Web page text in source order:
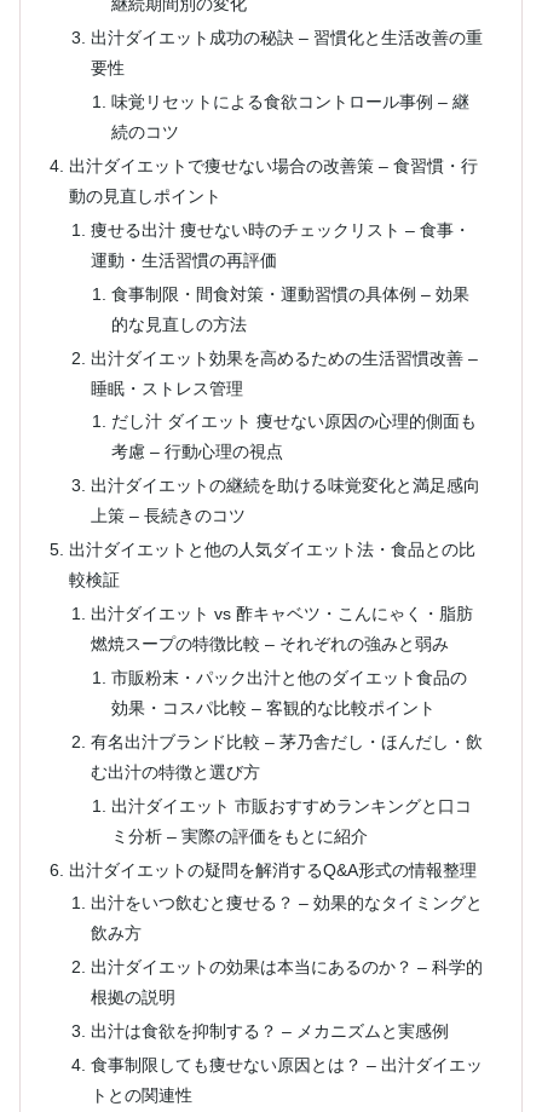
継続期間別の変化
出汁ダイエット成功の秘訣 – 習慣化と生活改善の重
要性
味覚リセットによる食欲コントロール事例 – 継
続のコツ
出汁ダイエットで痩せない場合の改善策 – 食習慣・行
動の見直しポイント
痩せる出汁 痩せない時のチェックリスト – 食事・
運動・生活習慣の再評価
食事制限・間食対策・運動習慣の具体例 – 効果
的な見直しの方法
出汁ダイエット効果を高めるための生活習慣改善 –
睡眠・ストレス管理
だし汁 ダイエット 痩せない原因の心理的側面も
考慮 – 行動心理の視点
出汁ダイエットの継続を助ける味覚変化と満足感向
上策 – 長続きのコツ
出汁ダイエットと他の人気ダイエット法・食品との比
較検証
出汁ダイエット vs 酢キャベツ・こんにゃく・脂肪
燃焼スープの特徴比較 – それぞれの強みと弱み
市販粉末・パック出汁と他のダイエット食品の
効果・コスパ比較 – 客観的な比較ポイント
有名出汁ブランド比較 – 茅乃舎だし・ほんだし・飲
む出汁の特徴と選び方
出汁ダイエット 市販おすすめランキングと口コ
ミ分析 – 実際の評価をもとに紹介
出汁ダイエットの疑問を解消するQ&A形式の情報整理
出汁をいつ飲むと痩せる？ – 効果的なタイミングと
飲み方
出汁ダイエットの効果は本当にあるのか？ – 科学的
根拠の説明
出汁は食欲を抑制する？ – メカニズムと実感例
食事制限しても痩せない原因とは？ – 出汁ダイエッ
トとの関連性